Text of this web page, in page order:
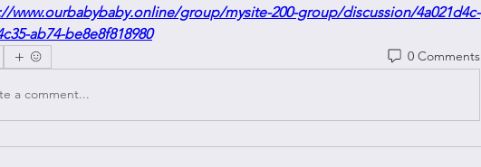
www.ourbabybaby.online/group/mysite-200-group/discussion/4a021d4c-
ab74-be8e8f818980
0 Comments
a comment...